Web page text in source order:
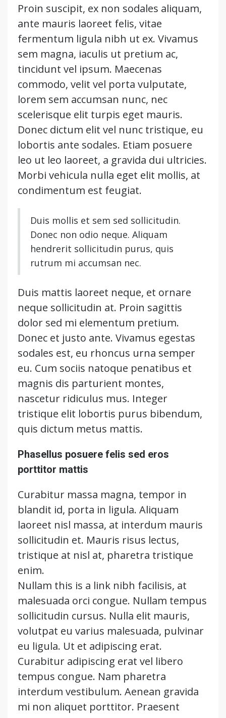
Proin suscipit, ex non sodales aliquam,
ante mauris laoreet felis, vitae
fermentum ligula nibh ut ex. Vivamus
sem magna, iaculis ut pretium ac,
tincidunt vel ipsum. Maecenas
commodo, velit vel porta vulputate,
lorem sem accumsan nunc, nec
scelerisque elit turpis eget mauris.
Donec dictum elit vel nunc tristique, eu
lobortis ante sodales. Etiam posuere
leo ut leo laoreet, a gravida dui ultricies.
Morbi vehicula nulla eget elit mollis, at
condimentum est feugiat.
Duis mollis et sem sed sollicitudin.
Donec non odio neque. Aliquam
hendrerit sollicitudin purus, quis
rutrum mi accumsan nec.
Duis mattis laoreet neque, et ornare
neque sollicitudin at. Proin sagittis
dolor sed mi elementum pretium.
Donec et justo ante. Vivamus egestas
sodales est, eu rhoncus urna semper
eu. Cum sociis natoque penatibus et
magnis dis parturient montes,
nascetur ridiculus mus. Integer
tristique elit lobortis purus bibendum,
quis dictum metus mattis.
Phasellus posuere felis sed eros
porttitor mattis
Curabitur massa magna, tempor in
blandit id, porta in ligula. Aliquam
laoreet nisl massa, at interdum mauris
sollicitudin et. Mauris risus lectus,
tristique at nisl at, pharetra tristique
enim.
Nullam this is a link nibh facilisis, at
malesuada orci congue. Nullam tempus
sollicitudin cursus. Nulla elit mauris,
volutpat eu varius malesuada, pulvinar
eu ligula. Ut et adipiscing erat.
Curabitur adipiscing erat vel libero
tempus congue. Nam pharetra
interdum vestibulum. Aenean gravida
mi non aliquet porttitor. Praesent